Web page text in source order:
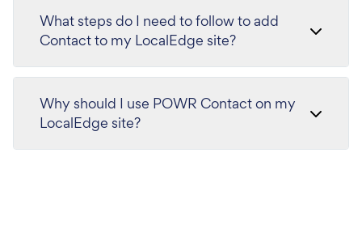
What steps do I need to follow to add
Contact to my LocalEdge site?
Why should I use POWR Contact on my
LocalEdge site?